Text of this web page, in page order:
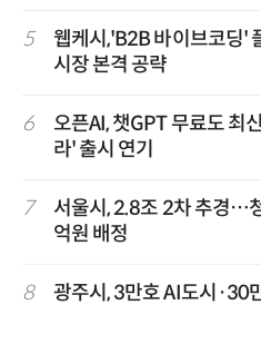
5
웹케시,'B2B 바이브코딩'
시장 본격 공략
6
오픈AI, 챗GPT 무료도 최
라' 출시 연기
7
서울시, 2.8조 2차 추경…
억원 배정
8 광주시, 3만호 AI도시·30